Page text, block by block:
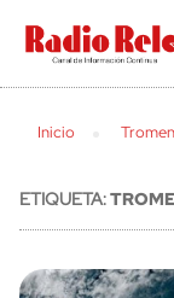
cerrar
Inicio
ETIQUETA: